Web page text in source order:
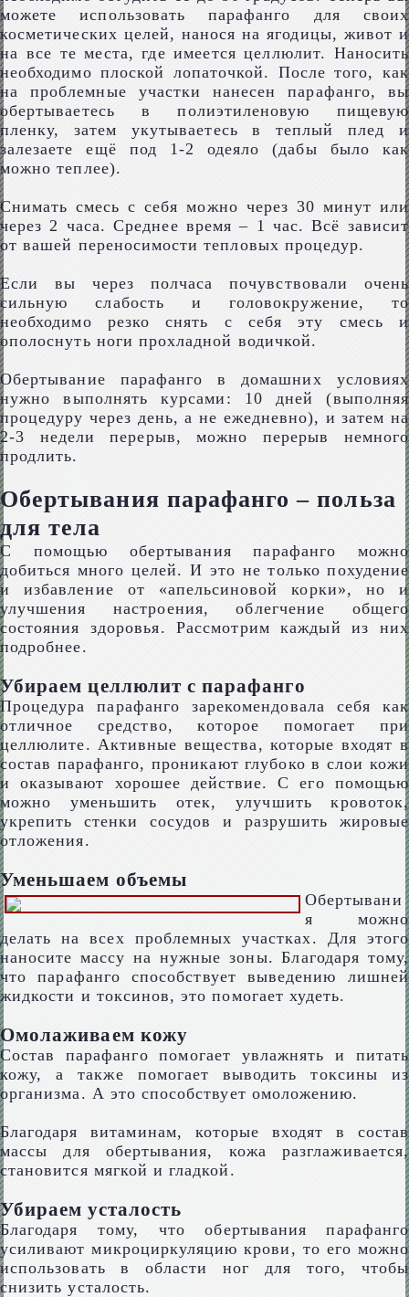
можете использовать парафанго для своих
косметических целей, нанося на ягодицы, живот и
на все те места, где имеется целлюлит. Наносить
необходимо плоской лопаточкой. После того, как
на проблемные участки нанесен парафанго, вы
обертываетесь в полиэтиленовую пищевую
пленку, затем укутываетесь в теплый плед и
залезаете ещё под 1-2 одеяло (дабы было как
можно теплее).
Снимать смесь с себя можно через 30 минут или
через 2 часа. Среднее время – 1 час. Всё зависит
от вашей переносимости тепловых процедур.
Если вы через полчаса почувствовали очень
сильную слабость и головокружение, то
необходимо резко снять с себя эту смесь и
ополоснуть ноги прохладной водичкой.
Обертывание парафанго в домашних условиях
нужно выполнять курсами: 10 дней (выполняя
процедуру через день, а не ежедневно), и затем на
2-3 недели перерыв, можно перерыв немного
продлить.
Обертывания парафанго – польза
для тела
С помощью обертывания парафанго можно
добиться много целей. И это не только похудение
и избавление от «апельсиновой корки», но и
улучшения настроения, облегчение общего
состояния здоровья. Рассмотрим каждый из них
подробнее.
Убираем целлюлит с парафанго
Процедура парафанго зарекомендовала себя как
отличное средство, которое помогает при
целлюлите. Активные вещества, которые входят в
состав парафанго, проникают глубоко в слои кожи
и оказывают хорошее действие. С его помощью
можно уменьшить отек, улучшить кровоток,
укрепить стенки сосудов и разрушить жировые
отложения.
Уменьшаем объемы
Обертывани
я можно
делать на всех проблемных участках. Для этого
наносите массу на нужные зоны. Благодаря тому,
что парафанго способствует выведению лишней
жидкости и токсинов, это помогает худеть.
Омолаживаем кожу
Состав парафанго помогает увлажнять и питать
кожу, а также помогает выводить токсины из
организма. А это способствует омоложению.
Благодаря витаминам, которые входят в состав
массы для обертывания, кожа разглаживается,
становится мягкой и гладкой.
Убираем усталость
Благодаря тому, что обертывания парафанго
усиливают микроциркуляцию крови, то его можно
использовать в области ног для того, чтобы
снизить усталость.